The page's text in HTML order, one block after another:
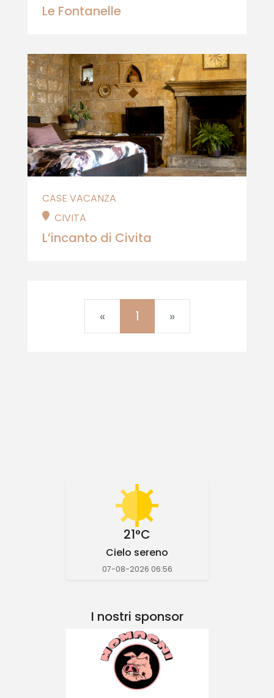
Le Fontanelle
CASE VACANZA
CIVITA
L’incanto di Civita
«Previous
1 »Next
21°C
Cielo sereno
07-08-2026 06:56
I nostri sponsor